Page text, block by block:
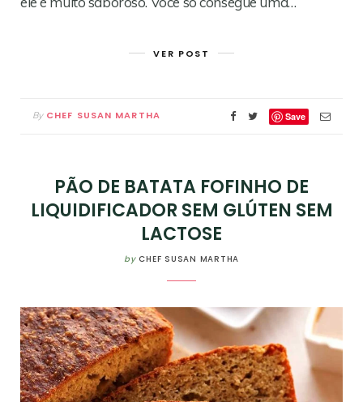
VER POST
By CHEF SUSAN MARTHA Save
PÃO DE BATATA FOFINHO DE
LIQUIDIFICADOR SEM GLÚTEN SEM
LACTOSE
by CHEF SUSAN MARTHA